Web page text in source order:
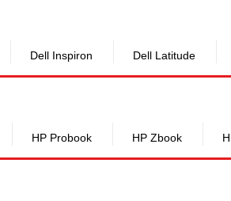
Dell Inspiron Dell Latitude
HP Probook HP Zbook